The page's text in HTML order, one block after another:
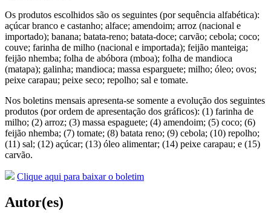
Os produtos escolhidos são os seguintes (por sequência alfabética):
açúcar branco e castanho; alface; amendoim; arroz (nacional e
importado); banana; batata-reno; batata-doce; carvão; cebola; coco;
couve; farinha de milho (nacional e importada); feijão manteiga;
feijão nhemba; folha de abóbora (mboa); folha de mandioca
(matapa); galinha; mandioca; massa esparguete; milho; óleo; ovos;
peixe carapau; peixe seco; repolho; sal e tomate.
Nos boletins mensais apresenta-se somente a evolução dos seguintes
produtos (por ordem de apresentação dos gráficos): (1) farinha de
milho; (2) arroz; (3) massa espaguete; (4) amendoim; (5) coco; (6)
feijão nhemba; (7) tomate; (8) batata reno; (9) cebola; (10) repolho;
(11) sal; (12) açúcar; (13) óleo alimentar; (14) peixe carapau; e (15)
carvão.
Clique aqui para baixar o boletim
Autor(es)